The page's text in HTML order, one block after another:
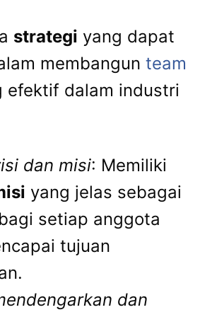
strategi yang dapat
membangun team
efektif dalam industri
dan misi: Memiliki
yang jelas sebagai
setiap anggota
tujuan
dan